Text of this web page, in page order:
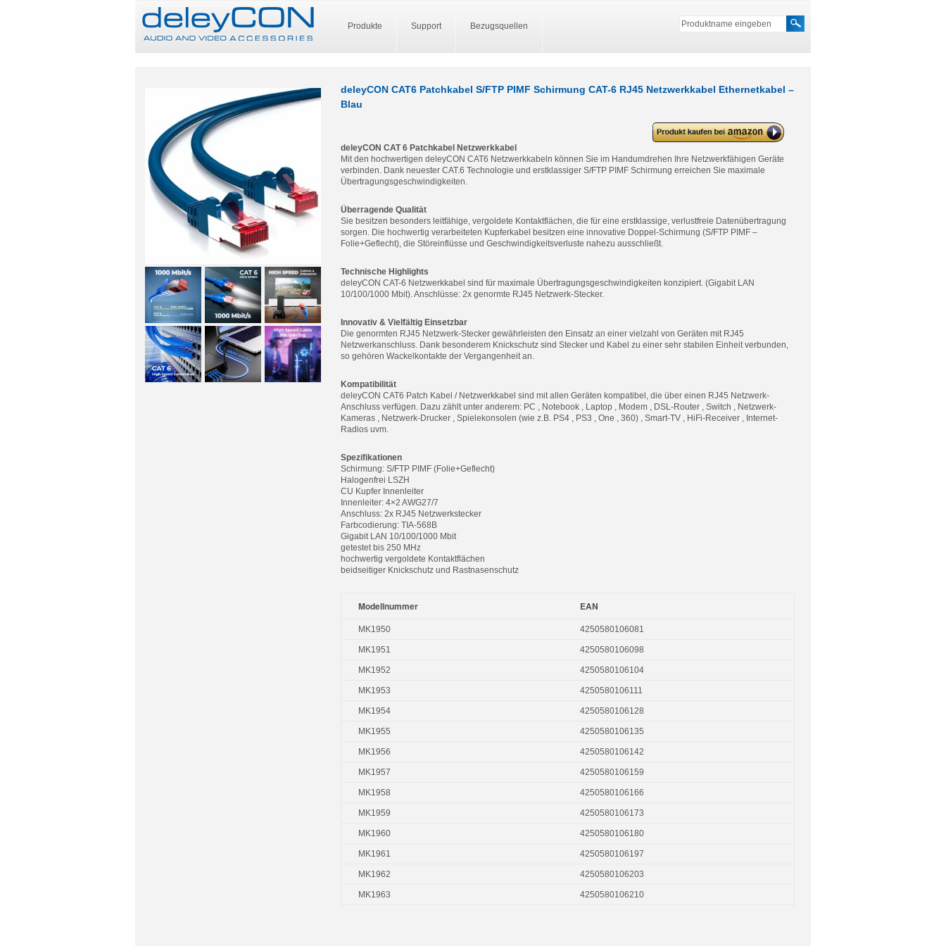
Produkte Support Bezugsquellen
deleyCON CAT6 Patchkabel S/FTP PIMF Schirmung CAT-6 RJ45 Netzwerkkabel Ethernetkabel –
Blau
deleyCON CAT6 Patchkabel
S/FTP PIMF Schirmung CAT-6
Ethernetkabel – Blau
deleyCON CAT 6 Patchkabel Netzwerkkabel
Mit den hochwertigen deleyCON CAT6 Netzwerkkabeln können Sie im Handumdrehen Ihre Netzwerkfähigen Geräte
verbinden. Dank neuester CAT.6 Technologie und erstklassiger S/FTP PIMF Schirmung erreichen Sie maximale
Übertragungsgeschwindigkeiten.
Überragende Qualität
Sie besitzen besonders leitfähige, vergoldete Kontaktflächen, die für eine erstklassige, verlustfreie Datenübertragung
sorgen. Die hochwertig verarbeiteten Kupferkabel besitzen eine innovative Doppel-Schirmung (S/FTP PIMF –
Folie+Geflecht), die Störeinflüsse und Geschwindigkeitsverluste nahezu ausschließt.
Technische Highlights
deleyCON CAT-6 Netzwerkkabel sind für maximale Übertragungsgeschwindigkeiten konzipiert. (Gigabit LAN
10/100/1000 Mbit). Anschlüsse: 2x genormte RJ45 Netzwerk-Stecker.
Innovativ & Vielfältig Einsetzbar
Die genormten RJ45 Netzwerk-Stecker gewährleisten den Einsatz an einer vielzahl von Geräten mit RJ45
Netzwerkanschluss. Dank besonderem Knickschutz sind Stecker und Kabel zu einer sehr stabilen Einheit verbunden,
so gehören Wackelkontakte der Vergangenheit an.
Kompatibilität
deleyCON CAT6 Patch Kabel / Netzwerkkabel sind mit allen Geräten kompatibel, die über einen RJ45 Netzwerk-
Anschluss verfügen. Dazu zählt unter anderem: PC , Notebook , Laptop , Modem , DSL-Router , Switch , Netzwerk-
Kameras , Netzwerk-Drucker , Spielekonsolen (wie z.B. PS4 , PS3 , One , 360) , Smart-TV , HiFi-Receiver , Internet-
Radios uvm.
Spezifikationen
Schirmung: S/FTP PIMF (Folie+Geflecht)
Halogenfrei LSZH
CU Kupfer Innenleiter
Innenleiter: 4×2 AWG27/7
Anschluss: 2x RJ45 Netzwerkstecker
Farbcodierung: TIA-568B
Gigabit LAN 10/100/1000 Mbit
getestet bis 250 MHz
hochwertig vergoldete Kontaktflächen
beidseitiger Knickschutz und Rastnasenschutz
Modellnummer EAN
MK1950 4250580106081
MK1951 4250580106098
MK1952 4250580106104
MK1953 4250580106111
MK1954 4250580106128
MK1955 4250580106135
MK1956 4250580106142
MK1957 4250580106159
MK1958 4250580106166
MK1959 4250580106173
MK1960 4250580106180
MK1961 4250580106197
MK1962 4250580106203
MK1963 4250580106210